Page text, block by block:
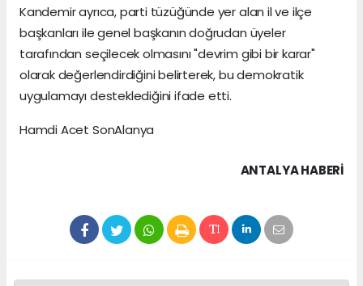
Kandemir ayrıca, parti tüzüğünde yer alan il ve ilçe
başkanları ile genel başkanın doğrudan üyeler
tarafından seçilecek olmasını "devrim gibi bir karar"
olarak değerlendirdiğini belirterek, bu demokratik
uygulamayı desteklediğini ifade etti.
Hamdi Acet SonAlanya
ANTALYA HABERİ